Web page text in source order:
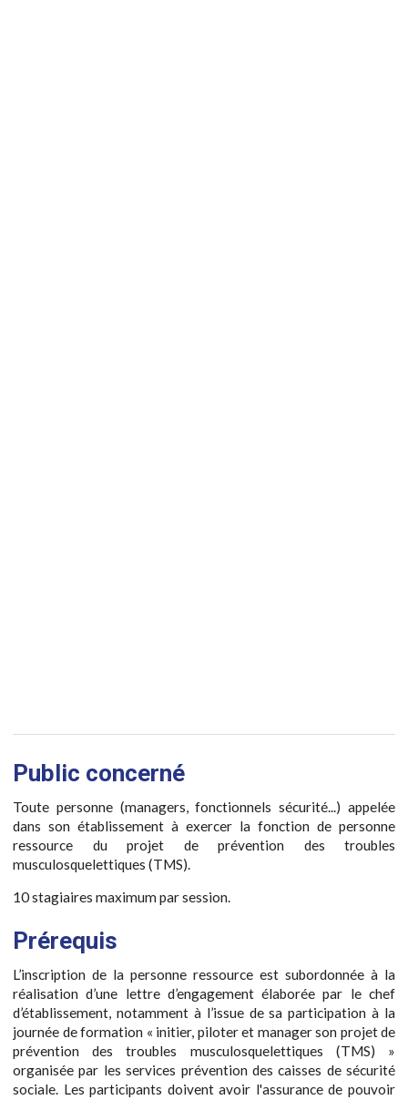
Public concerné
Toute personne (managers, fonctionnels sécurité...) appelée
dans son établissement à exercer la fonction de personne
ressource du projet de prévention des troubles
musculosquelettiques (TMS).
10 stagiaires maximum par session.
Prérequis
L’inscription de la personne ressource est subordonnée à la
réalisation d’une lettre d’engagement élaborée par le chef
d’établissement, notamment à l’issue de sa participation à la
journée de formation « initier, piloter et manager son projet de
prévention des troubles musculosquelettiques (TMS) »
organisée par les services prévention des caisses de sécurité
sociale. Les participants doivent avoir l'assurance de pouvoir